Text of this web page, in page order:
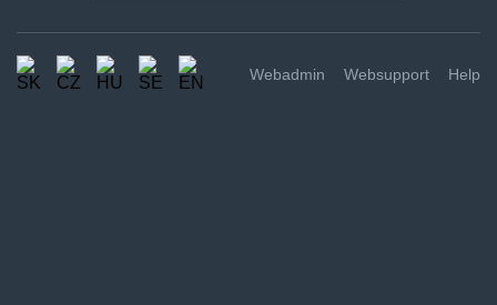
Webadmin Websupport Help